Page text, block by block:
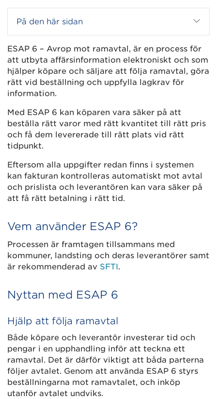
På den här sidan
ESAP 6 – Avrop mot ramavtal, är en process för
att utbyta affärsinformation elektroniskt och som
hjälper köpare och säljare att följa ramavtal, göra
rätt vid beställning och uppfylla lagkrav för
information.
Med ESAP 6 kan köparen vara säker på att
beställa rätt varor med rätt kvantitet till rätt pris
och få dem levererade till rätt plats vid rätt
tidpunkt.
Eftersom alla uppgifter redan finns i systemen
kan fakturan kontrolleras automatiskt mot avtal
och prislista och leverantören kan vara säker på
att få rätt betalning i rätt tid.
Vem använder ESAP 6?
Processen är framtagen tillsammans med
kommuner, landsting och deras leverantörer samt
är rekommenderad av SFTI.
Nyttan med ESAP 6
Hjälp att följa ramavtal
Både köpare och leverantör investerar tid och
pengar i en upphandling inför att teckna ett
ramavtal. Det är därför viktigt att båda parterna
följer avtalet. Genom att använda ESAP 6 styrs
beställningarna mot ramavtalet, och inköp
utanför avtalet undviks.